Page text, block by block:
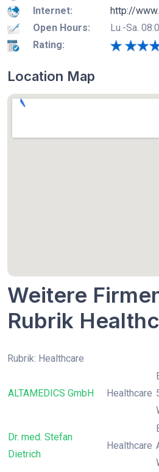
Internet:
http://
Open Hours:
Lu.-Sa.
Rating:
Location Map
Weitere
Rubrik
Rubrik: Healthcare
ALTAMEDICS GmbH Healthcare
Dr. med. Stefan
Dietrich
Healthcare